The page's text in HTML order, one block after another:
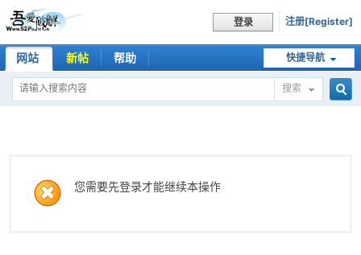
登录 注册[Register]
快捷导航
网站 新帖 帮助
搜索
您需要先登录才能继续本操作